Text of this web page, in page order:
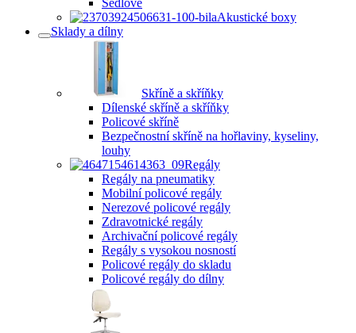
Sedlové
Akustické boxy
Sklady a dílny
Skříně a skříňky
Dílenské skříně a skříňky
Policové skříně
Bezpečnostní skříně na hořlaviny, kyseliny,
louhy
Regály
Regály na pneumatiky
Mobilní policové regály
Nerezové policové regály
Zdravotnické regály
Archivační policové regály
Regály s vysokou nosností
Policové regály do skladu
Policové regály do dílny